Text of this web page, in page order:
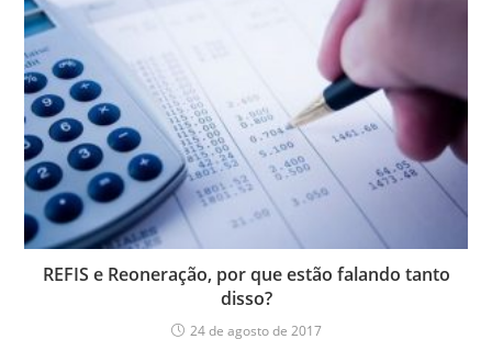
REFIS e Reoneração, por que estão falando tanto
disso?
24 de agosto de 2017